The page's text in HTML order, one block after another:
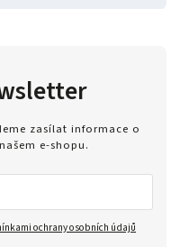
zasílat informace o
e-shopu.
ochrany osobních údajů